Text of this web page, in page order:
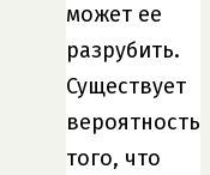
может ее
разрубить.
Существует
вероятность
того, что